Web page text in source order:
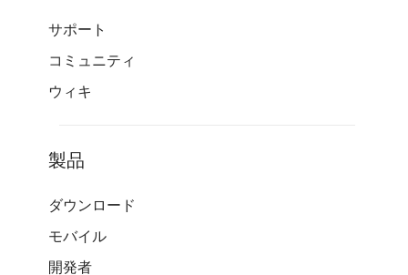
サポート
コミュニティ
ウィキ
製品
ダウンロード
モバイル
開発者